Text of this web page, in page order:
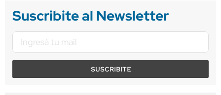
Suscribite al Newsletter
SUSCRIBITE